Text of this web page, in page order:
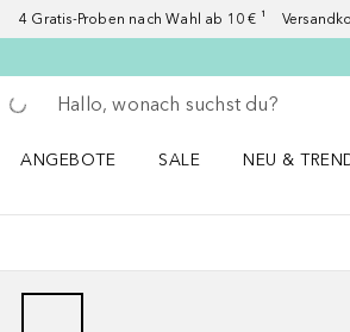
4 Gratis-Proben nach Wahl ab 10 € ¹
Gehe zurück
Suche ausführen
ANGEBOTE
SALE
NEU &